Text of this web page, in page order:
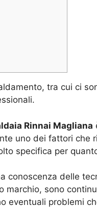
tra cui ci
Rinnai Magliana
uno dei fattori che
specifica per
conoscenza delle
marchio, sono
eventuali problemi